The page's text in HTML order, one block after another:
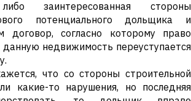
заинтересованная стороны
потенциального дольщика и
договор, согласно которому право
данную недвижимость переуступается
что со стороны строительной
какие-то нарушения, но последняя